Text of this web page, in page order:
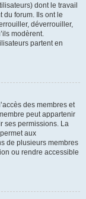
dont le travail
du forum. Ils ont le
déverrouiller,
modèrent.
partent en
des membres et
peut appartenir
ses permissions. La
aux
de plusieurs membres
ou rendre accessible